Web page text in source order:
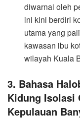
diwarnai oleh
ini kini berdiri
utama yang
kawasan ibu
wilayah Kuala
​3. Bahasa
Kidung Isolasi
Kepulauan